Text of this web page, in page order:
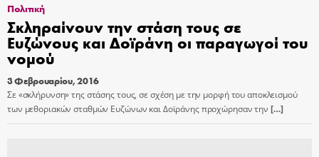
Πολιτική
Σκληραίνουν την στάση τους σε
Ευζώνους και Δοϊράνη οι παραγωγοί του
νομού
3 Φεβρουαρίου, 2016
Σε «σκλήρυνση» της στάσης τους, σε σχέση με την μορφή του αποκλεισμού
των μεθοριακών σταθμών Ευζώνων και Δοϊράνης προχώρησαν την […]